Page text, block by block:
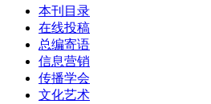
本刊目录
在线投稿
总编寄语
信息营销
传播学会
文化艺术